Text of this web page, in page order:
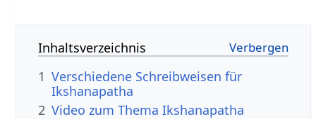
Inhaltsverzeichnis
1 Verschiedene Schreibweisen für
Ikshanapatha
2 Video zum Thema Ikshanapatha